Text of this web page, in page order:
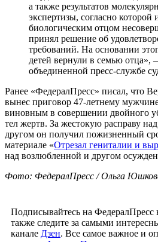
а также результатов
экспертизы, согласно которой
биологическим отцом
принял решение об
требований. На основании
детей вернули в семью отца»,
объединенной пресс-службе
Ранее «ФедералПресс» писал, что
вынес приговор 47-летнему
виновным в совершении двойного
тел жертв. За жестокую расправу
другом он получил пожизненный
материале «Отрезал гениталии и
над возлюбленной и другом
Фото: ФедералПресс / Ольга
Подписывайтесь на ФедералПресс
также следите за самыми
канале Дзен. Все самое важное и